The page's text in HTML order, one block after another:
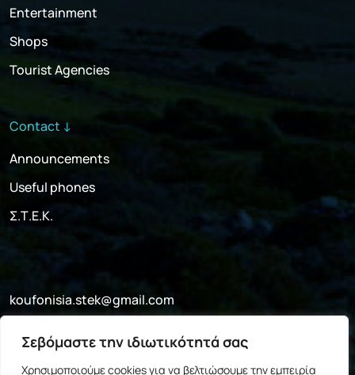
Σεβόμαστε την ιδιωτικότητά σας
Χρησιμοποιούμε cookies για να βελτιώσουμε την εμπειρία
Entertainment
Shops
Tourist Agencies
Contact ↓
Announcements
Useful phones
Σ.Τ.Ε.Κ.
koufonisia.stek@gmail.com
Facebook